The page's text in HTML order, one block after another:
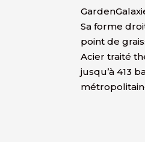
Sa forme
point de
Acier traité
jusqu’à 413